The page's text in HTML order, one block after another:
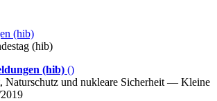
(hib)
(hib)
(hib) ()
Naturschutz und nukleare Sicherheit — Kleine